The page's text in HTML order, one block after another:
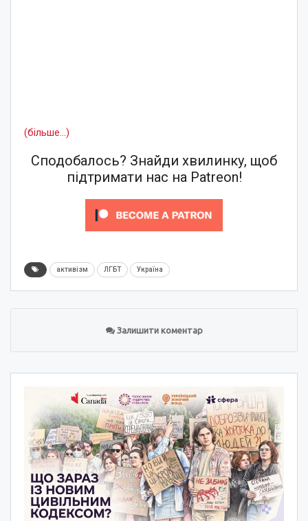
(більше…)
Сподобалось? Знайди хвилинку, щоб
підтримати нас на Patreon!
активізм ЛГБТ Україна
Залишити коментар